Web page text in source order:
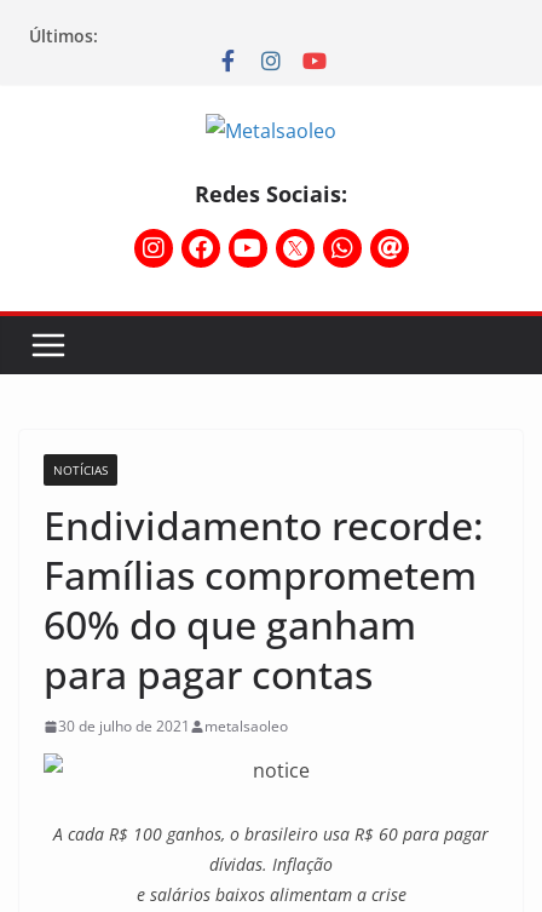
Últimos:
Redes Sociais:
NOTÍCIAS
Endividamento recorde:
Famílias comprometem
60% do que ganham
para pagar contas
30 de julho de 2021 metalsaoleo
A cada R$ 100 ganhos, o brasileiro usa R$ 60 para pagar
dívidas. Inflação
e salários baixos alimentam a crise